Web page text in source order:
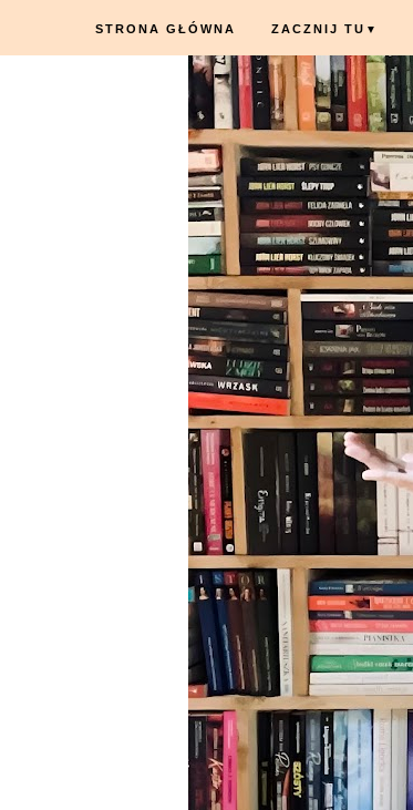
STRONA GŁÓWNA ZACZNIJ TU ▼